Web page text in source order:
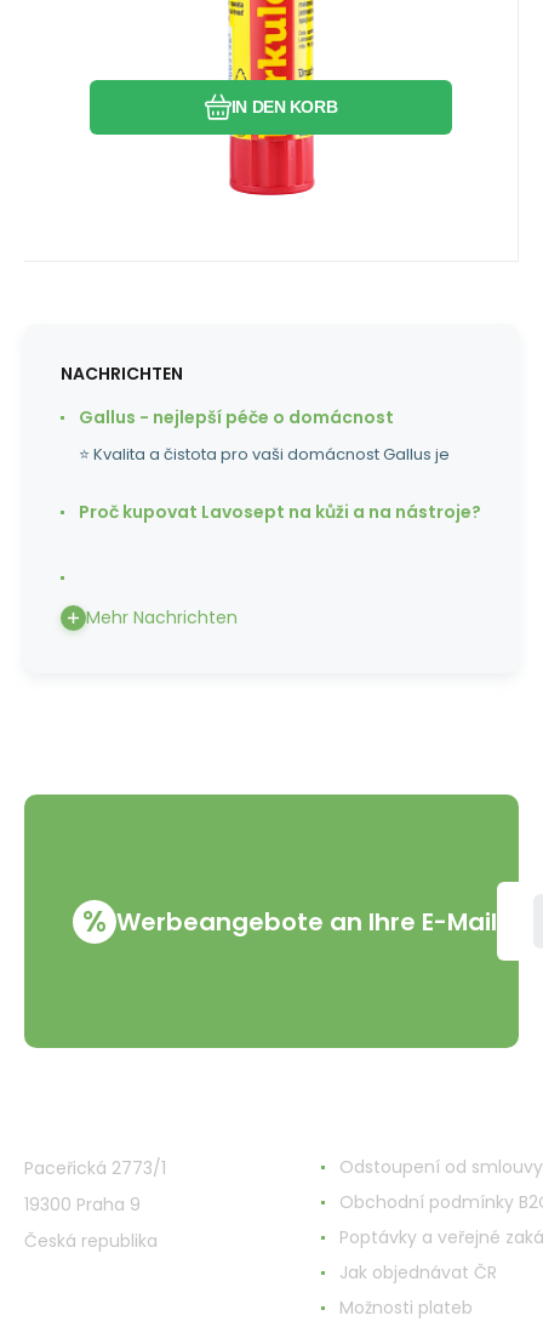
IN DEN KORB
Favorit
Vergleichen Sie
NACHRICHTEN
Gallus - nejlepší péče o domácnost
⭐ Kvalita a čistota pro vaši domácnost Gallus je
Proč kupovat Lavosept na kůži a na nástroje?
Mehr Nachrichten
% Werbeangebote an Ihre E-Mail
Paceřická 2773/1
19300 Praha 9
Česká republika
Odstoupení od smlouvy
Obchodní podmínky
Poptávky a veřejné
Jak objednávat ČR
Možnosti plateb